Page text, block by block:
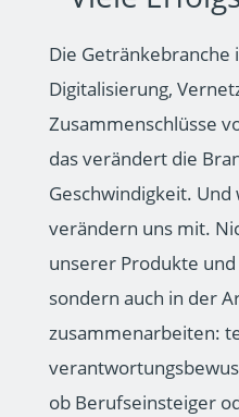
Die Getränkebranche
Digitalisierung,
Zusammenschlüsse
das verändert die
Geschwindigkeit.
verändern uns mit.
unserer Produkte
sondern auch in der
zusammenarbeiten:
ob Berufseinsteiger